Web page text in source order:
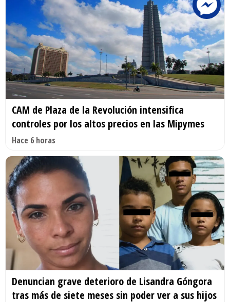
CAM de Plaza de la Revolución intensifica
controles por los altos precios en las Mipymes
Hace 6 horas
Denuncian grave deterioro de Lisandra Góngora
tras más de siete meses sin poder ver a sus hijos